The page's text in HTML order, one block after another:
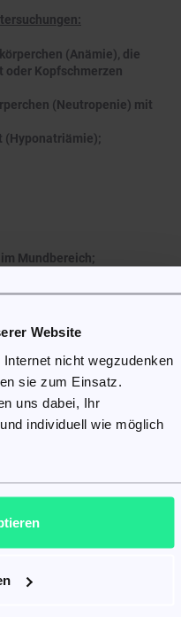
Website
nicht wegzudenken
sie zum Einsatz.
uns dabei, Ihr
individuell wie möglich
(Anämie), die
oder Kopfschmerzen
(Neutropenie) mit
(Hyponatriämie);
Mundbereich;
Hautreaktionen);
nicht vorhandener Dinge).
nicht bekannt):
(Vaskulitis) mit rötlichen
Reaktionen;
mit Realitätsverlust;